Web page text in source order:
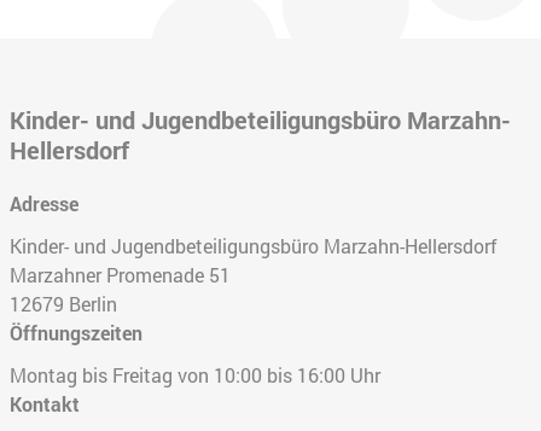
Kinder- und Jugendbeteiligungsbüro Marzahn-
Hellersdorf
Adresse
Kinder- und Jugendbeteiligungsbüro Marzahn-Hellersdorf
Marzahner Promenade 51
12679 Berlin
Öffnungszeiten
Montag bis Freitag von 10:00 bis 16:00 Uhr
Kontakt